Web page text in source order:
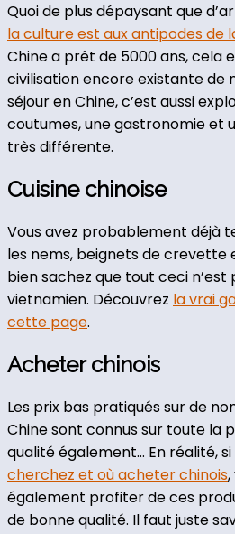
Quoi de plus dépaysant que
la culture est aux antipodes de
Chine a prêt de 5000 ans, cela
civilisation encore existante de
séjour en Chine, c’est aussi
coutumes, une gastronomie et
très différente.
Cuisine chinoise
Vous avez probablement déjà
les nems, beignets de crevette
bien sachez que tout ceci n’est
vietnamien. Découvrez la vrai
cette page.
Acheter chinois
Les prix bas pratiqués sur de
Chine sont connus sur toute la
qualité également… En réalité, si
cherchez et où acheter chinois
également profiter de ces
de bonne qualité. Il faut juste